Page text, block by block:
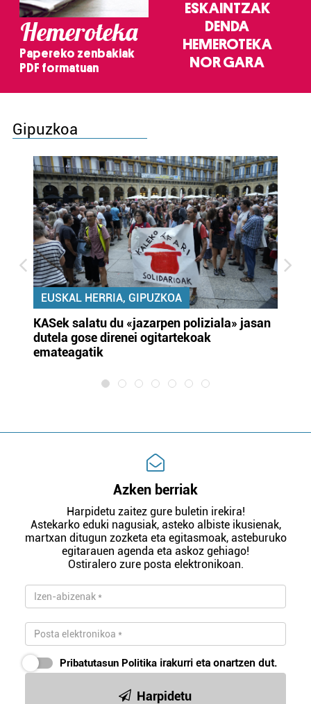
Hemeroteka
Papereko zenbakiak
PDF formatuan
ESKAINTZAK
DENDA
HEMEROTEKA
NOR GARA
Gipuzkoa
EUSKAL HERRIA, GIPUZKOA
KASek salatu du «jazarpen poliziala» jasan
dutela gose direnei ogitartekoak
emateagatik
Azken berriak
Harpidetu zaitez gure buletin irekira!
Astekarko eduki nagusiak, asteko albiste ikusienak,
martxan ditugun zozketa eta egitasmoak, asteburuko
egitarauen agenda eta askoz gehiago!
Ostiralero zure posta elektronikoan.
Pribatutasun Politika irakurri eta onartzen dut.
Harpidetu